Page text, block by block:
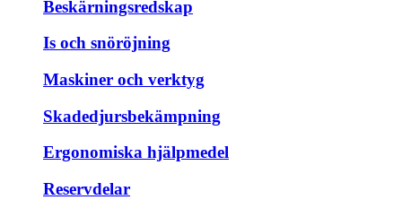
Beskärningsredskap
Is och snöröjning
Maskiner och verktyg
Skadedjursbekämpning
Ergonomiska hjälpmedel
Reservdelar